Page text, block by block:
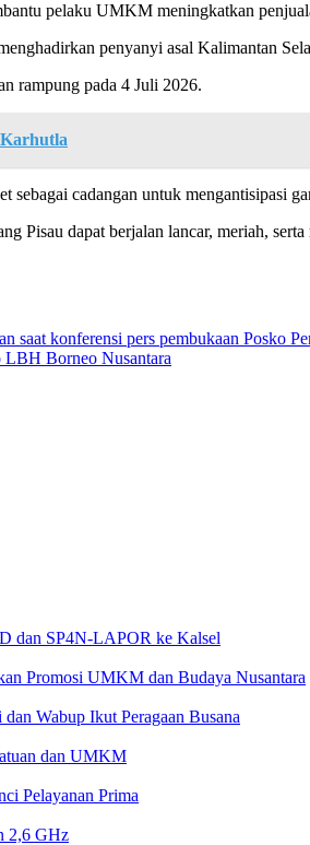
pelaku UMKM meningkatkan
penyanyi asal Kalimantan
rampung pada 4 Juli 2026.
cadangan untuk mengantisipasi
Pisau dapat berjalan lancar, meriah,
LBH Borneo Nusantara
dan SP4N-LAPOR ke Kalsel
Promosi UMKM dan Budaya Nusantara
Wabup Ikut Peragaan Busana
dan UMKM
Pelayanan Prima
2,6 GHz